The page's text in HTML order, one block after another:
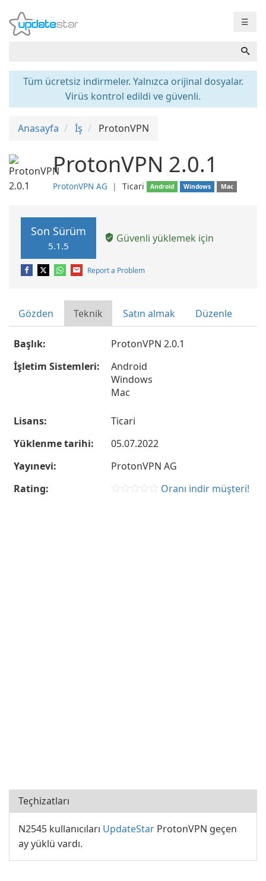
☰
Tüm ücretsiz indirmeler. Yalnızca orijinal dosyalar.
Virüs kontrol edildi ve güvenli.
Anasayfa İş ProtonVPN
ProtonVPN 2.0.1
ProtonVPN AG ❘ Ticari Android Windows Mac
Son Sürüm
5.1.5
Güvenli yüklemek için
Report a Problem
Gözden Teknik Satın almak Düzenle
Başlık:
ProtonVPN 2.0.1
İşletim Sistemleri:
Android
Windows
Mac
Lisans:
Ticari
Yüklenme tarihi:
05.07.2022
Yayınevi:
ProtonVPN AG
Rating:
Oranı indir müşteri!
Teçhizatları
N2545 kullanıcıları UpdateStar ProtonVPN geçen
ay yüklü vardı.